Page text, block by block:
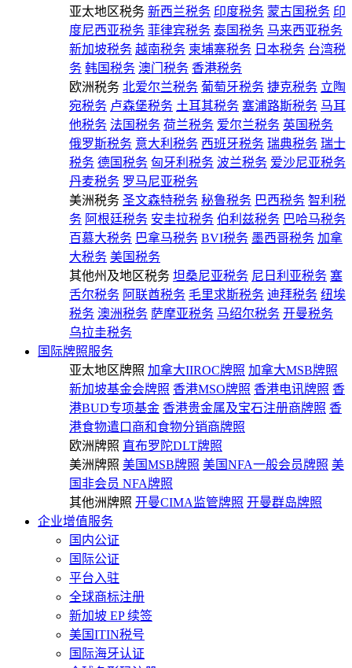
亚太地区税务 新西兰税务 印度税务 蒙古国税务 印
度尼西亚税务 菲律宾税务 泰国税务 马来西亚税务
新加坡税务 越南税务 柬埔寨税务 日本税务 台湾税
务 韩国税务 澳门税务 香港税务
欧洲税务 北爱尔兰税务 葡萄牙税务 捷克税务 立陶
宛税务 卢森堡税务 土耳其税务 塞浦路斯税务 马耳
他税务 法国税务 荷兰税务 爱尔兰税务 英国税务
俄罗斯税务 意大利税务 西班牙税务 瑞典税务 瑞士
税务 德国税务 匈牙利税务 波兰税务 爱沙尼亚税务
丹麦税务 罗马尼亚税务
美洲税务 圣文森特税务 秘鲁税务 巴西税务 智利税
务 阿根廷税务 安圭拉税务 伯利兹税务 巴哈马税务
百慕大税务 巴拿马税务 BVI税务 墨西哥税务 加拿
大税务 美国税务
其他州及地区税务 坦桑尼亚税务 尼日利亚税务 塞
舌尔税务 阿联酋税务 毛里求斯税务 迪拜税务 纽埃
税务 澳洲税务 萨摩亚税务 马绍尔税务 开曼税务
乌拉圭税务
国际牌照服务
亚太地区牌照 加拿大IIROC牌照 加拿大MSB牌照
新加坡基金会牌照 香港MSO牌照 香港电讯牌照 香
港BUD专项基金 香港贵金属及宝石注册商牌照 香
港食物遣口商和食物分销商牌照
欧洲牌照 直布罗陀DLT牌照
美洲牌照 美国MSB牌照 美国NFA一般会员牌照 美
国非会员 NFA牌照
其他洲牌照 开曼CIMA监管牌照 开曼群岛牌照
企业增值服务
国内公证
国际公证
平台入驻
全球商标注册
新加坡 EP 续签
美国ITIN税号
国际海牙认证